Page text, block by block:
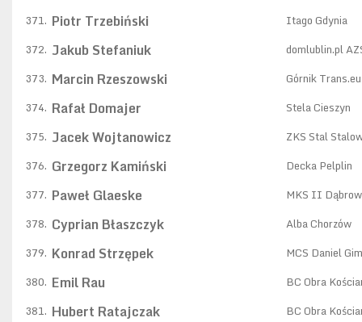
371. Piotr Trzebiński
Itago Gdynia
372. Jakub Stefaniuk
domlublin.pl
373. Marcin Rzeszowski
Górnik
374. Rafał Domajer
Stela Cieszyn
375. Jacek Wojtanowicz
ZKS Stal
376. Grzegorz Kamiński
Decka Pelplin
377. Paweł Glaeske
MKS II
378. Cyprian Błaszczyk
Alba Chorzów
379. Konrad Strzępek
MCS Daniel
380. Emil Rau
BC Obra
381. Hubert Ratajczak BC Obra